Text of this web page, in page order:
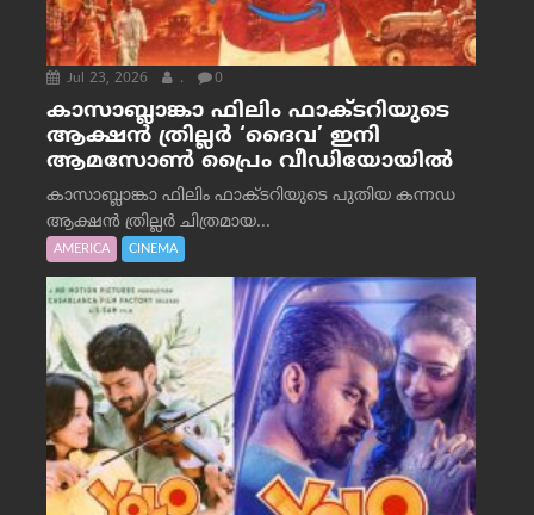
Jul 23, 2026 . 0
കാസാബ്ലാങ്കാ ഫിലിം ഫാക്ടറിയുടെ
ആക്ഷൻ ത്രില്ലർ ‘ദൈവ’ ഇനി
ആമസോൺ പ്രൈം വീഡിയോയിൽ
കാസാബ്ലാങ്കാ ഫിലിം ഫാക്ടറിയുടെ പുതിയ കന്നഡ
ആക്ഷൻ ത്രില്ലർ ചിത്രമായ...
AMERICA CINEMA